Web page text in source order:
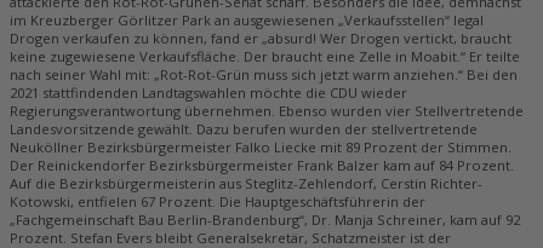
im Kreuzberger Görlitzer Park an ausgewiesenen „Verkaufsstellen“ legal
Drogen verkaufen zu können, fand er „absurd! Wer Drogen vertickt, braucht
keine zugewiesene Verkaufsfläche. Der braucht eine Zelle in Moabit.“ Er teilte
nach seiner Wahl mit: „Rot-Rot-Grün muss sich jetzt warm anziehen.“ Bei den
2021 stattfindenden Landtagswahlen möchte die CDU wieder
Regierungsverantwortung übernehmen. Ebenso wurden vier Stellvertretende
Landesvorsitzende gewählt. Dazu berufen wurden der stellvertretende
Neuköllner Bezirksbürgermeister Falko Liecke mit 89 Prozent der Stimmen.
Der Reinickendorfer Bezirksbürgermeister Frank Balzer kam auf 84 Prozent.
Auf die Bezirksbürgermeisterin aus Steglitz-Zehlendorf, Cerstin Richter-
Kotowski, entfielen 67 Prozent. Die Hauptgeschäftsführerin der
„Fachgemeinschaft Bau Berlin-Brandenburg“, Dr. Manja Schreiner, kam auf 92
Prozent. Stefan Evers bleibt Generalsekretär, Schatzmeister ist der